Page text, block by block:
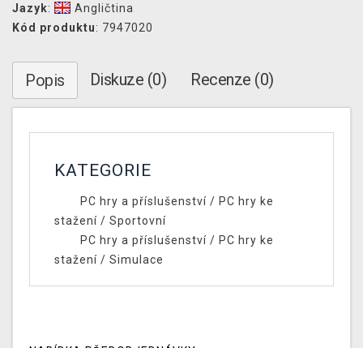
Jazyk:
Angličtina
Kód produktu: 7947020
Popis Diskuze (0) Recenze (0)
KATEGORIE
PC hry a příslušenství/ PC hry ke
stažení / Sportovní
PC hry a příslušenství/ PC hry ke
stažení / Simulace